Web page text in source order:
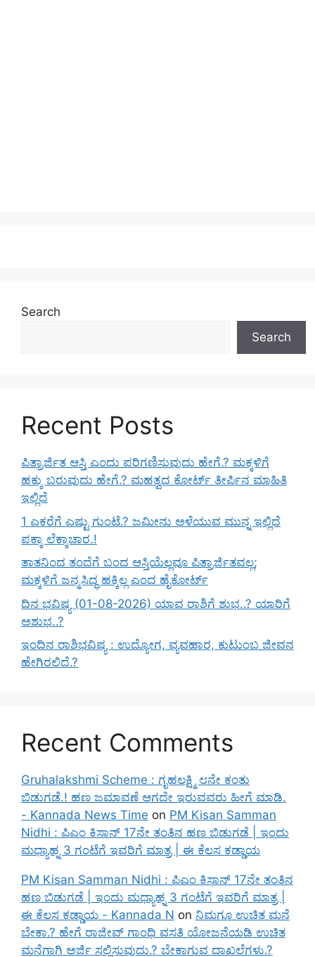
Search
Search
Recent Posts
ಪಿತ್ರಾರ್ಜಿತ ಆಸ್ತಿ ಎಂದು ಪರಿಗಣಿಸುವುದು ಹೇಗೆ.? ಮಕ್ಕಳಿಗೆ
ಹಕ್ಕು ಬರುವುದು ಹೇಗೆ.? ಮಹತ್ವದ ಕೋರ್ಟ್ ತೀರ್ಪಿನ ಮಾಹಿತಿ
ಇಲ್ಲಿದೆ
1 ಎಕರೆಗೆ ಎಷ್ಟು ಗುಂಟೆ.? ಜಮೀನು ಅಳೆಯುವ ಮುನ್ನ ಇಲ್ಲಿದೆ
ಪಕ್ಕಾ ಲೆಕ್ಕಾಚಾರ.!
ತಾತನಿಂದ ತಂದೆಗೆ ಬಂದ ಆಸ್ತಿಯೆಲ್ಲವೂ ಪಿತ್ರಾರ್ಜಿತವಲ್ಲ;
ಮಕ್ಕಳಿಗೆ ಜನ್ಮಸಿದ್ಧ ಹಕ್ಕಿಲ್ಲ ಎಂದ ಹೈಕೋರ್ಟ್
ದಿನ ಭವಿಷ್ಯ (01-08-2026) ಯಾವ ರಾಶಿಗೆ ಶುಭ..? ಯಾರಿಗೆ
ಅಶುಭ..?
ಇಂದಿನ ರಾಶಿಭವಿಷ್ಯ : ಉದ್ಯೋಗ, ವ್ಯವಹಾರ, ಕುಟುಂಬ ಜೀವನ
ಹೇಗಿರಲಿದೆ.?
Recent Comments
Gruhalakshmi Scheme : ಗೃಹಲಕ್ಷ್ಮಿ ೮ನೇ ಕಂತು
ಬಿಡುಗಡೆ.! ಹಣ ಜಮಾವಣೆ ಆಗದೇ ಇರುವವರು ಹೀಗೆ ಮಾಡಿ.
- Kannada News Time on PM Kisan Samman
Nidhi : ಪಿಎಂ ಕಿಸಾನ್ 17ನೇ ತಂತಿನ ಹಣ ಬಿಡುಗಡೆ | ಇಂದು
ಮಧ್ಯಾಹ್ನ 3 ಗಂಟೆಗೆ ಇವರಿಗೆ ಮಾತ್ರ | ಈ ಕೆಲಸ ಕಡ್ಡಾಯ
PM Kisan Samman Nidhi : ಪಿಎಂ ಕಿಸಾನ್ 17ನೇ ತಂತಿನ
ಹಣ ಬಿಡುಗಡೆ | ಇಂದು ಮಧ್ಯಾಹ್ನ 3 ಗಂಟೆಗೆ ಇವರಿಗೆ ಮಾತ್ರ |
ಈ ಕೆಲಸ ಕಡ್ಡಾಯ - Kannada N on ನಿಮಗೂ ಉಚಿತ ಮನೆ
ಬೇಕಾ.? ಹೇಗೆ ರಾಜೀವ್ ಗಾಂಧಿ ವಸತಿ ಯೋಜನೆಯಡಿ ಉಚಿತ
ಮನೆಗಾಗಿ ಅರ್ಜಿ ಸಲ್ಲಿಸುವುದು.? ಬೇಕಾಗುವ ದಾಖಲೆಗಳು.?